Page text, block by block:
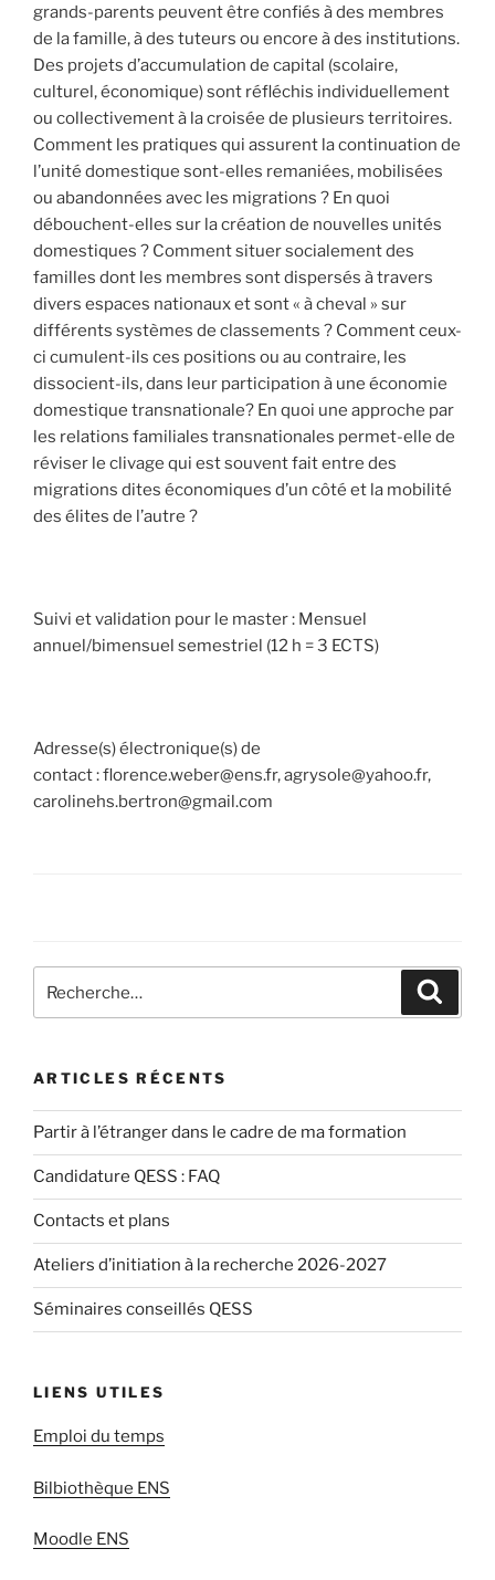
grands-parents peuvent être confiés à des membres
de la famille, à des tuteurs ou encore à des institutions.
Des projets d’accumulation de capital (scolaire,
culturel, économique) sont réfléchis individuellement
ou collectivement à la croisée de plusieurs territoires.
Comment les pratiques qui assurent la continuation de
l’unité domestique sont-elles remaniées, mobilisées
ou abandonnées avec les migrations ? En quoi
débouchent-elles sur la création de nouvelles unités
domestiques ? Comment situer socialement des
familles dont les membres sont dispersés à travers
divers espaces nationaux et sont « à cheval » sur
différents systèmes de classements ? Comment ceux-
ci cumulent-ils ces positions ou au contraire, les
dissocient-ils, dans leur participation à une économie
domestique transnationale? En quoi une approche par
les relations familiales transnationales permet-elle de
réviser le clivage qui est souvent fait entre des
migrations dites économiques d’un côté et la mobilité
des élites de l’autre ?
Suivi et validation pour le master : Mensuel
annuel/bimensuel semestriel (12 h = 3 ECTS)
Adresse(s) électronique(s) de
contact :florence.weber@ens.fr, agrysole@yahoo.fr,
carolinehs.bertron@gmail.com
pour
ARTICLES RÉCENTS
Partir à l’étranger dans le cadre de ma formation
Candidature QESS : FAQ
Contacts et plans
Ateliers d’initiation à la recherche 2026-2027
Séminaires conseillés QESS
LIENS UTILES
Emploi du temps
Bilbiothèque ENS
Moodle ENS